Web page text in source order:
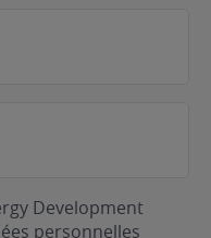
Development
personnelles